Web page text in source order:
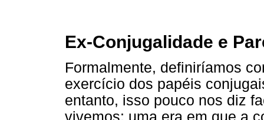
Ex-Conjugalidade e
Formalmente, definiríamos
exercício dos papéis
entanto, isso pouco nos diz